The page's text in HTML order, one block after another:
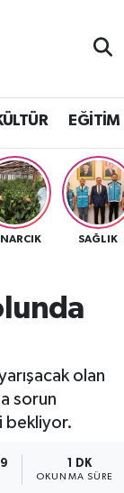
EĞİTİM
SAĞLIK
olan
sorun
bekliyor.
1 DK
OKUNMA SÜRESI